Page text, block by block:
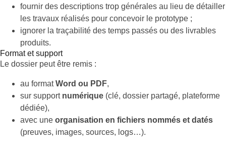
fournir des descriptions trop générales au lieu de détailler
les travaux réalisés pour concevoir le prototype ;
ignorer la traçabilité des temps passés ou des livrables
produits.
Format et support
Le dossier peut être remis :
au formatWord ou PDF,
sur support numérique (clé, dossier partagé, plateforme
dédiée),
avec une organisation en fichiers nommés et datés
(preuves, images, sources, logs…).